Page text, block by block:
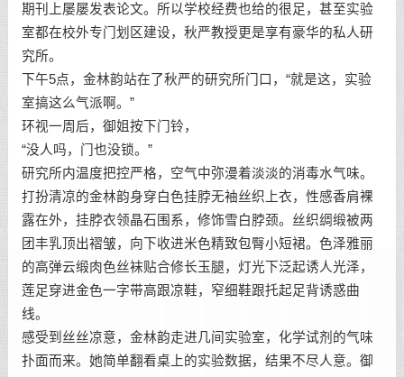
期刊上屡屡发表论文。所以学校经费也给的很足，甚至实验
室都在校外专门划区建设，秋严教授更是享有豪华的私人研
究所。
下午5点，金林韵站在了秋严的研究所门口，“就是这，实验
室搞这么气派啊。”
环视一周后，御姐按下门铃，
“没人吗，门也没锁。”
研究所内温度把控严格，空气中弥漫着淡淡的消毒水气味。
打扮清凉的金林韵身穿白色挂脖无袖丝织上衣，性感香肩裸
露在外，挂脖衣领晶石围系，修饰雪白脖颈。丝织绸缎被两
团丰乳顶出褶皱，向下收进米色精致包臀小短裙。色泽雅丽
的高弹云缎肉色丝袜贴合修长玉腿，灯光下泛起诱人光泽，
莲足穿进金色一字带高跟凉鞋，窄细鞋跟托起足背诱惑曲
线。
感受到丝丝凉意，金林韵走进几间实验室，化学试剂的气味
扑面而来。她简单翻看桌上的实验数据，结果不尽人意。御